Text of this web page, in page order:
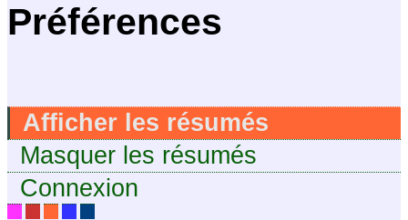
Préférences
Afficher les résumés
Masquer les résumés
Connexion